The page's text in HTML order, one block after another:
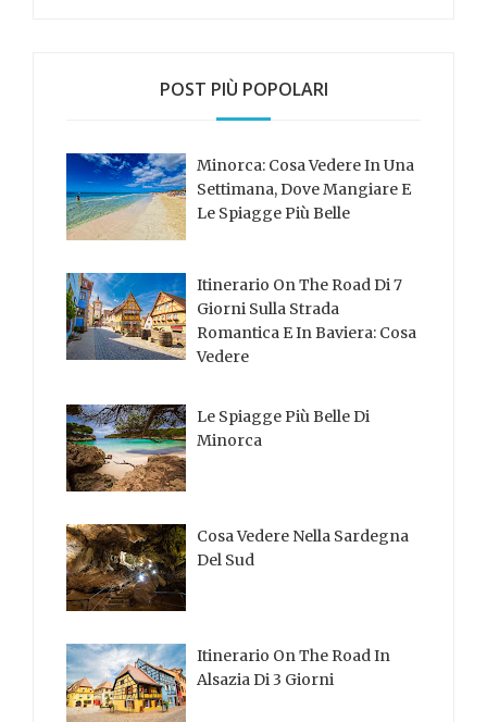
POST PIÙ POPOLARI
Minorca: Cosa Vedere In Una
Settimana, Dove Mangiare E
Le Spiagge Più Belle
Itinerario On The Road Di 7
Giorni Sulla Strada
Romantica E In Baviera: Cosa
Vedere
Le Spiagge Più Belle Di
Minorca
Cosa Vedere Nella Sardegna
Del Sud
Itinerario On The Road In
Alsazia Di 3 Giorni